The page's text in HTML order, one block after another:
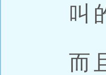
叫
而且